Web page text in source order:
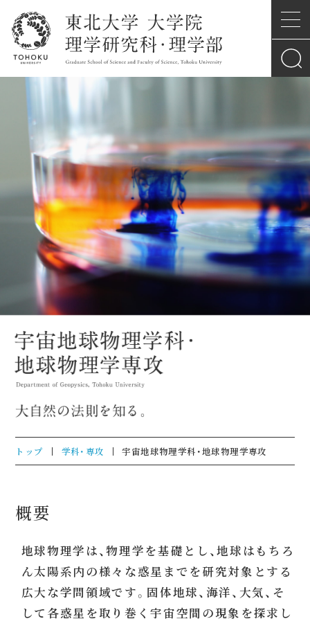
トップ 学科・専攻 宇宙地球物理学科・地球物理学専攻
概要
地球物理学は、物理学を基礎とし、地球はもちろ
ん太陽系内の様々な惑星までを研究対象とする
広大な学問領域です。固体地球、海洋、大気、そ
して各惑星を取り巻く宇宙空間の現象を探求し